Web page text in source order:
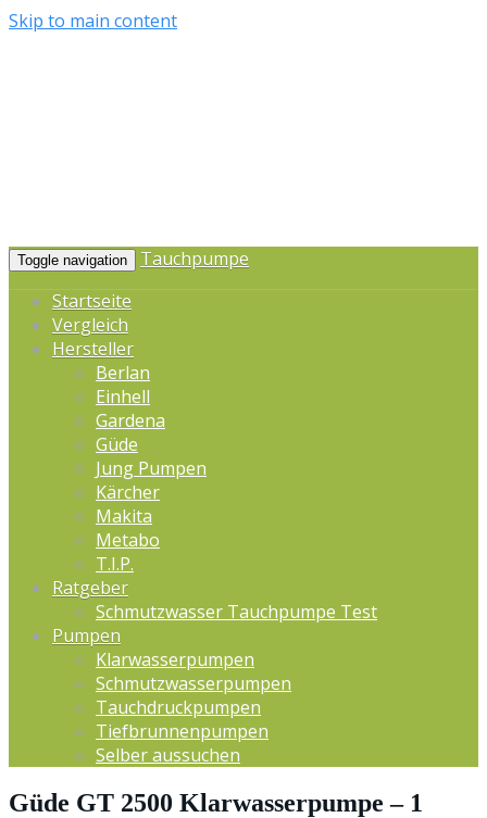
Skip to main content
Toggle navigation
Tauchpumpe
Startseite
Vergleich
Hersteller
Berlan
Einhell
Gardena
Güde
Jung Pumpen
Kärcher
Makita
Metabo
T.I.P.
Ratgeber
Schmutzwasser Tauchpumpe Test
Pumpen
Klarwasserpumpen
Schmutzwasserpumpen
Tauchdruckpumpen
Tiefbrunnenpumpen
Selber aussuchen
Güde GT 2500 Klarwasserpumpe – 1